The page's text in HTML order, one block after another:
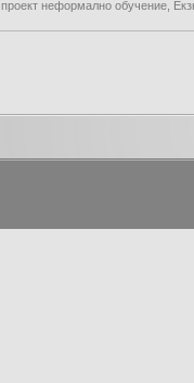
проект неформално обучение